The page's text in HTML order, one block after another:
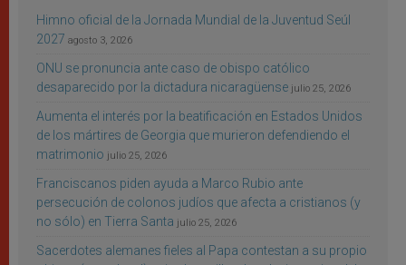
Himno oficial de la Jornada Mundial de la Juventud Seúl
2027 agosto 3, 2026
ONU se pronuncia ante caso de obispo católico
desaparecido por la dictadura nicaragüense julio 25, 2026
Aumenta el interés por la beatificación en Estados Unidos
de los mártires de Georgia que murieron defendiendo el
matrimonio julio 25, 2026
Franciscanos piden ayuda a Marco Rubio ante
persecución de colonos judíos que afecta a cristianos (y
no sólo) en Tierra Santa julio 25, 2026
Sacerdotes alemanes fieles al Papa contestan a su propio